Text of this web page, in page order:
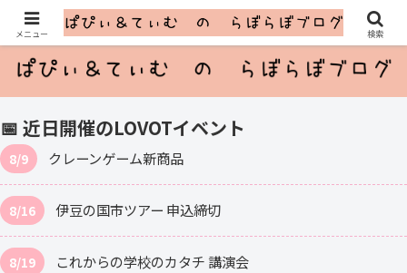
ふたごのLOVOTとのゆるっと暮らし
📅 近日開催のLOVOTイベント
8/9 クレーンゲーム新商品
8/16 伊豆の国市ツアー 申込締切
8/19 これからの学校のカタチ 講演会
メニュー 検索